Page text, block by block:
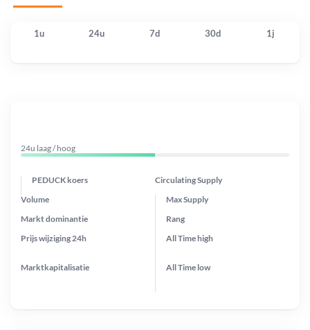
1u 24u 7d 30d 1j
24u laag / hoog
PEDUCK koers Circulating Supply
Prijs wijziging 24h
Max Supply
Markt dominantie
Marktkapitalisatie
Volume
Rang
All Timehigh
All Time low